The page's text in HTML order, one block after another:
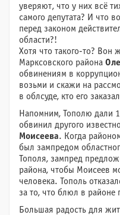
уверяют, что у них всё
самого депутата? И что
перед законом
области?!
Хотя что такого-то? Вон
Марксовского района
обвинениям в
возьми и скажи на
в облсуде, кто его
Напомним, Тополю дали
обвинил другого
Моисеева. Когда
был зампредом
Тополя, зампред
района, чтобы Моисеев
человека. Тополь
за то, что блюл в районе
Большая радость для